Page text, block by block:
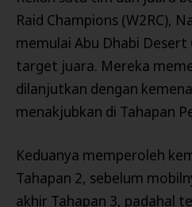
Raid Champions (W2RC),
memulai Abu Dhabi Desert
target juara. Mereka
dilanjutkan dengan
menakjubkan di Tahapan
Keduanya memperoleh
Tahapan 2, sebelum
akhir Tahapan 3, padahal